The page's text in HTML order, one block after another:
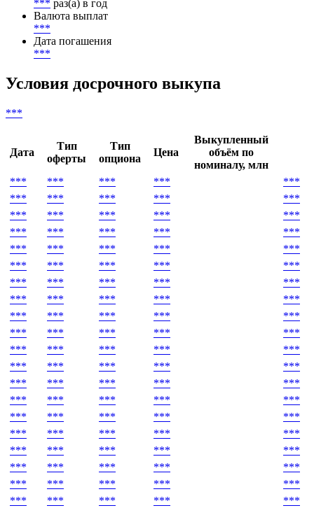
Начало начисления купонов
***
Периодичность выплаты купона
***
Дата погашения
***
Дата
Тип
оферты
Тип
опциона
Цена
***
*** *** ***
***
***
*** *** ***
***
***
*** *** ***
***
***
*** *** ***
***
***
*** *** ***
***
***
*** *** ***
***
***
*** *** ***
***
***
*** *** ***
***
***
*** *** ***
***
***
*** *** ***
***
***
*** *** ***
***
***
*** *** ***
***
***
*** *** ***
***
***
*** *** ***
***
***
*** *** ***
***
***
*** *** ***
***
***
*** *** ***
***